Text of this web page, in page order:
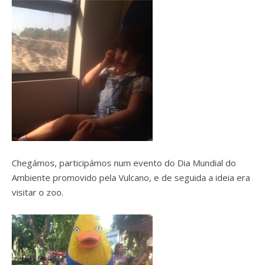
Chegámos, participámos num evento do Dia Mundial do
Ambiente promovido pela Vulcano, e de seguida a ideia era
visitar o zoo.